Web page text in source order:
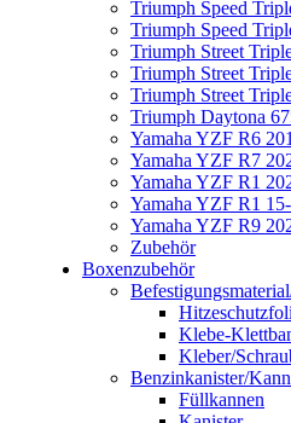
Triumph Speed
Triumph Speed
Triumph Street
Triumph Street
Triumph Street
Triumph Daytona
Yamaha YZF R6
Yamaha YZF R7
Yamaha YZF R1
Yamaha YZF R1
Yamaha YZF R9
Zubehör
Boxenzubehör
Klebe-
Kleber/
Benzinkanister/
Füllkannen